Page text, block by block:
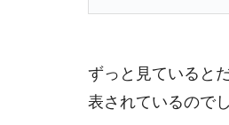
ずっと見ていると
表されているので